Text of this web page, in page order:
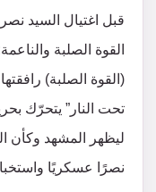
قبل اغتيال السيد
القوة الصلبة
(القوة الصلبة)
تحت النار” يتحرّك
ليظهر المشهد وكأن
نصرًا عسكريًا